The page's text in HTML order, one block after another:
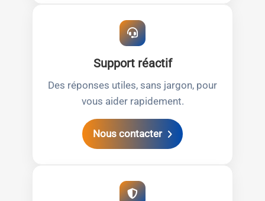
Support réactif
Des réponses utiles, sans jargon, pour
vous aider rapidement.
Nous contacter